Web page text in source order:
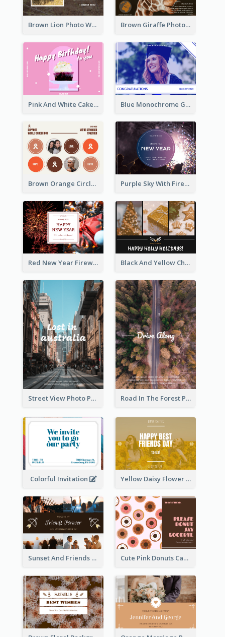
Brown Lion Photo World Wildlife Day Post Card Brown Giraffe Photo World Wildlife Day Post Card
Pink And White Cake Photo Birthday Postcard Blue Monochrome Graduation Photo Congratulations Postcard
Brown Orange Circles World Cancer Day Postcard Purple Sky With Fireworks Background New Year Postcard
Red New Year Fireworks and Bow Tie Postcard Black And Yellow Christmas Photos Postcard
Street View Photo Post Card Road In The Forest Post Card
Colorful Invitation Yellow Daisy Flower Friendship Forever Postcard
Sunset And Friends Photo Friendship Postcard Cute Pink Donuts Cartoon Farewell Postcard